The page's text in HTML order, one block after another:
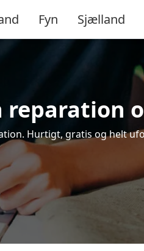
Fyn Sjælland
Hurtigt, gratis og helt